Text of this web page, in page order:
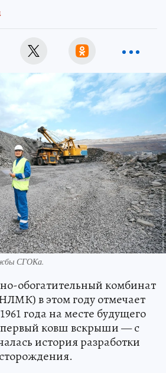
СГОКа.
обогатительный комбинат
в этом году отмечает
года на месте будущего
первый ковш вскрыши — с
история разработки